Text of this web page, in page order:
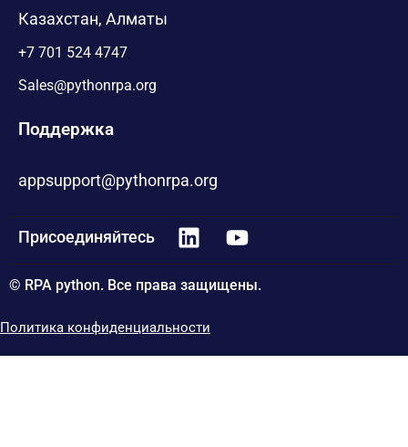
Казахстан, Алматы
+7 701 524 4747
Sales@pythonrpa.org
Поддержка
appsupport@pythonrpa.org
Присоединяйтесь
© RPA python. Все права защищены.
Политика конфиденциальности